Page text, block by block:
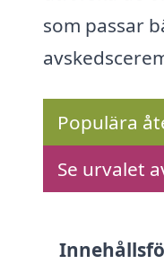
som passar
Populära
Se urvalet